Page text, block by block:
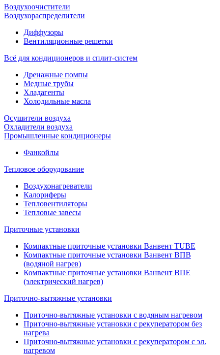
Воздухоочистители
Воздухораспределители
Диффузоры
Вентиляционные решетки
Всё для кондиционеров и сплит-систем
Дренажные помпы
Медные трубы
Хладагенты
Холодильные масла
Осушители воздуха
Охладители воздуха
Промышленные кондиционеры
Фанкойлы
Тепловое оборудование
Воздухонагреватели
Калориферы
Тепловентиляторы
Тепловые завесы
Приточные установки
Компактные приточные установки Ванвент TUBE
Компактные приточные установки Ванвент ВПВ
(водяной нагрев)
Компактные приточные установки Ванвент ВПЕ
(электрический нагрев)
Приточно-вытяжные установки
Приточно-вытяжные установки с водяным нагревом
Приточно-вытяжные установки с рекуператором без
нагрева
Приточно-вытяжные установки с рекуператором с эл.
нагревом